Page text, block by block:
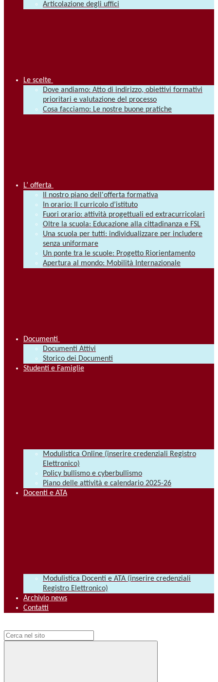
Articolazione degli uffici
Le scelte
Dove andiamo: Atto di indirizzo, obiettivi formativi
prioritari e valutazione del processo
Cosa facciamo: Le nostre buone pratiche
L’ offerta
Il nostro piano dell'offerta formativa
In orario: Il curricolo d’istituto
Fuori orario: attività progettuali ed extracurricolari
Oltre la scuola: Educazione alla cittadinanza e FSL
Una scuola per tutti: individualizzare per includere
senza uniformare
Un ponte tra le scuole: Progetto Riorientamento
Apertura al mondo: Mobilità Internazionale
Documenti
Documenti Attivi
Storico dei Documenti
Studenti e Famiglie
Modulistica Online (inserire credenziali Registro
Elettronico)
Policy bullismo e cyberbullismo
Piano delle attività e calendario 2025-26
Docenti e ATA
Modulistica Docenti e ATA (inserire credenziali
Registro Elettronico)
Archivio news
Contatti